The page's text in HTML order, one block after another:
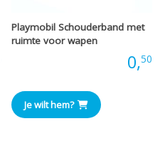
Playmobil Schouderband met
ruimte voor wapen
0,50
Je wilt hem?